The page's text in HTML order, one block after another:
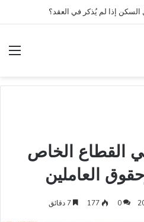
السكن إذا لم يُذكر في العقد؟
القطاع الخاص
العاملين
0
177